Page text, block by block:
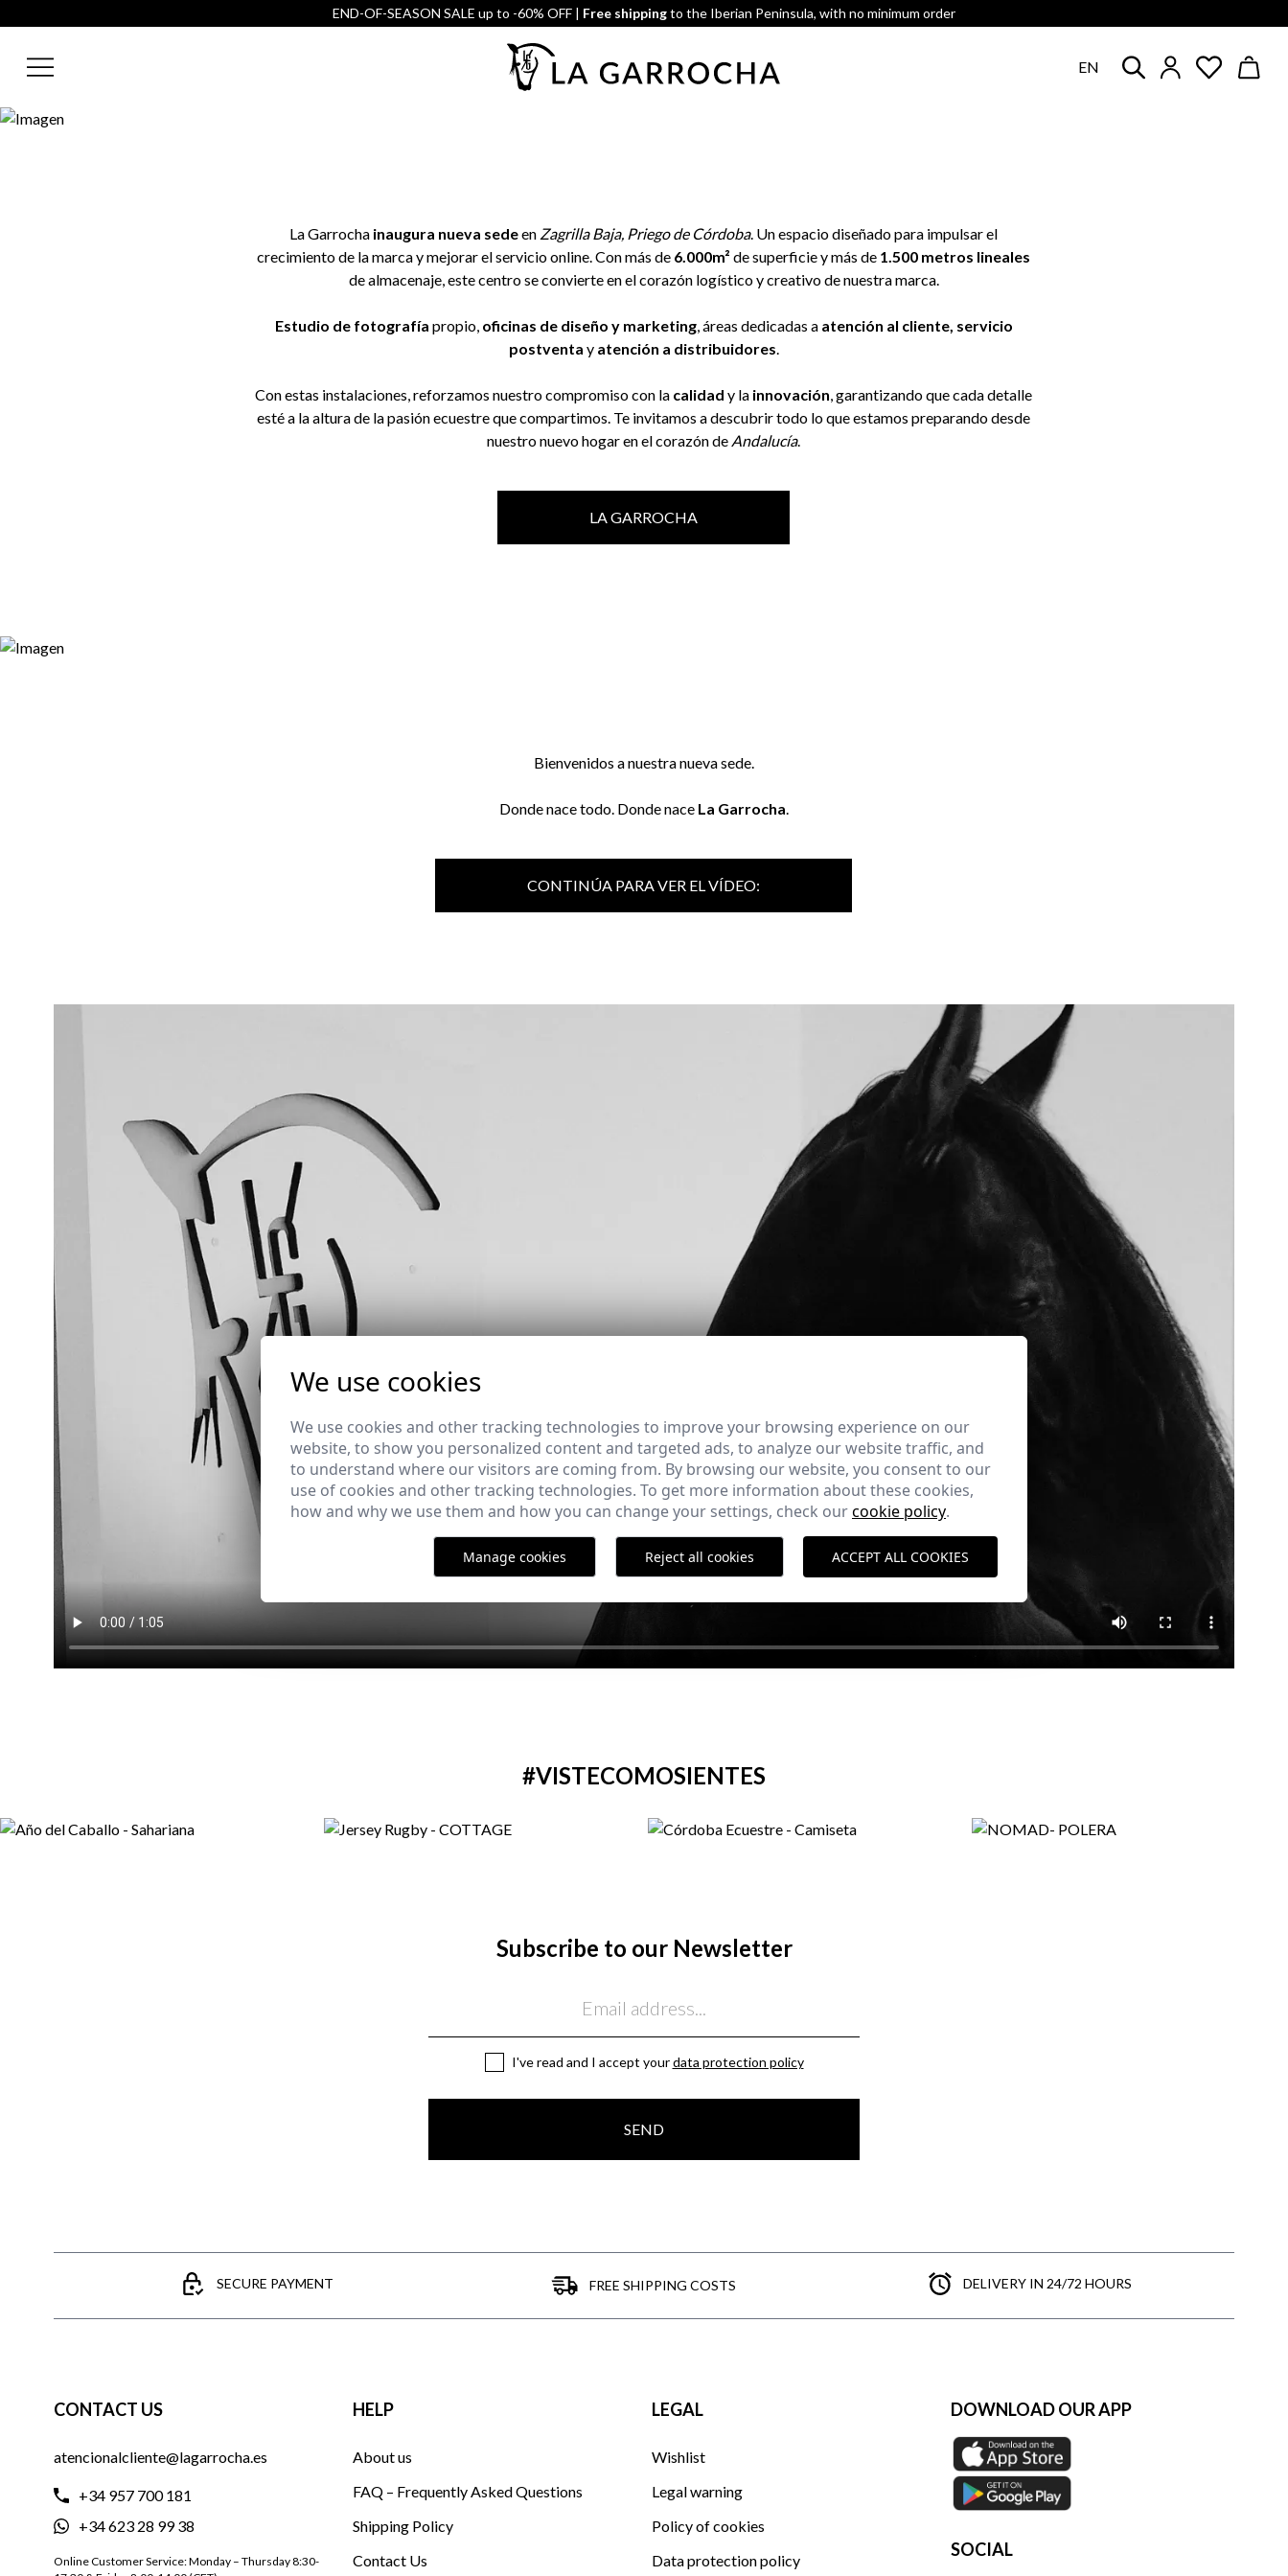
END-OF-SEASON SALE up to -60% OFF | Free shippingto the Iberian Peninsula, with no minimum order
EN
La Garrocha inaugura nueva sedeen Zagrilla Baja, Priego de Córdoba. Un espacio diseñado para impulsar el
crecimiento de la marca y mejorar el servicio online. Con más de 6.000m² de superficie y más de 1.500 metros lineales
de almacenaje, este centro se convierte en el corazón logístico y creativo de nuestra marca.
Estudio de fotografía propio, oficinas de diseño y marketing, áreas dedicadas a atención al cliente, servicio
postventa y atención a distribuidores.
Con estas instalaciones, reforzamos nuestro compromiso con la calidad y la innovación, garantizando que cada detalle
esté a la altura de la pasión ecuestre que compartimos. Te invitamos a descubrir todo lo que estamos preparando desde
nuestro nuevo hogar en el corazón de Andalucía.
LA GARROCHA
Bienvenidos a nuestra nueva sede.
Donde nace todo. Donde nace La Garrocha.
CONTINÚA PARA VER EL VÍDEO:
#VISTECOMOSIENTES
Subscribe to our Newsletter
I've read and I accept yourdata protection policy
SEND
SECURE PAYMENT FREE SHIPPING COSTS DELIVERY IN 24/72 HOURS
CONTACT US
atencionalcliente@lagarrocha.es
+34 957 700 181
+34 623 28 99 38
Online Customer Service: Monday – Thursday 8:30-
HELP
About us
FAQ – Frequently Asked Questions
Shipping Policy
Contact Us
LEGAL
Wishlist
Legal warning
Policy of cookies
Data protection policy
DOWNLOAD OUR APP
SOCIAL
We use cookies
We use cookies and other tracking technologies to improve your browsing experience on our
website, to show you personalized content and targeted ads, to analyze our website traffic, and
to understand where our visitors are coming from. By browsing our website, you consent to our
use of cookies and other tracking technologies. To get more information about these cookies,
how and why we use them and how you can change your settings, check ourcookie policy.
Manage cookies Reject all cookies ACCEPT ALL COOKIES